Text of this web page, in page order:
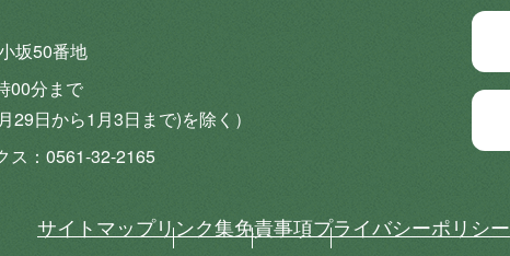
坂50番地
00分まで
29日から1月3日まで)を除く）
ス 0561-32-2165
サイトマップリンク集免責事項プライバシーポリシー